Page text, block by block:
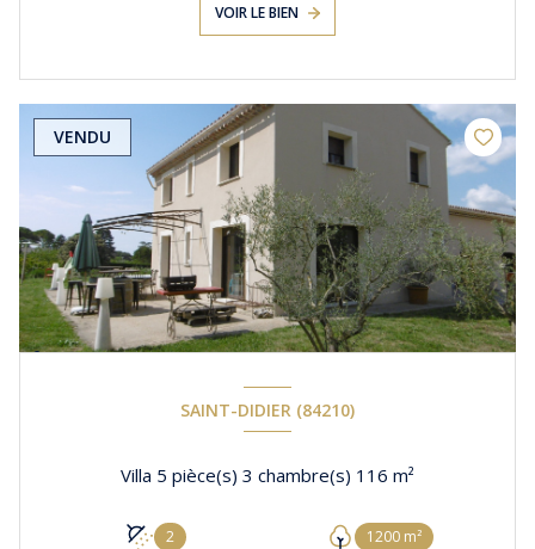
VOIR LE BIEN
VENDU
SAINT-DIDIER (84210)
Villa 5 pièce(s) 3 chambre(s) 116 m²
2 1200 m²